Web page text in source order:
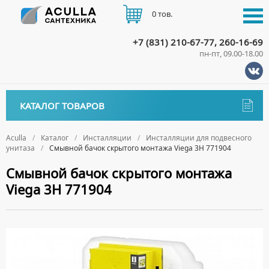
Aculla Каталог Инсталляции
Инсталляции для подвесного
унитаза
Смывной бачок скрытого монтажа Viega 3H 771904
Смывной бачок скрытого монтажа
Viega 3H 771904
КАТАЛОГ ТОВАРОВ
ДЕРЖАТЕЛИ
ДИСПЕНСЕРЫ
ДОЗАТОРЫ ДЛЯ МЫЛА
ПОЛОТЕНЦЕДЕРЖАТЕЛИ
Биде
НАПОЛЬНЫЕ БИДЕ
ПОДВЕСНЫЕ БИДЕ
КРЫШКИ ДЛЯ БИДЕ
Ванны
АКРИЛОВЫЕ ВАННЫ
СТАЛЬНЫЕ ВАННЫ
Ванны комплектующие
ПОДГОЛОВНИКИ
ВОДОНАГРЕВАТЕЛИ КОМБИНИРОВАННОГО НАГРЕВА
ВОДОНАГРЕВАТЕЛИ КОСВЕННОГО НАГРЕВА
ДУШЕВЫЕ ДВЕРИ
+7 (831) 210-67-77, 260-16-69
пн-пт, 09.00-18.00
0 тов.
ДОСТАВКА
ОПЛАТА